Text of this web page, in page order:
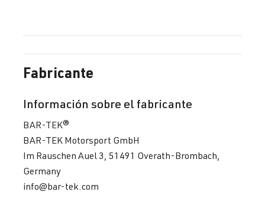
Fabricante
Información sobre el fabricante
BAR-TEK®
BAR-TEK Motorsport GmbH
Im Rauschen Auel 3, 51491 Overath-Brombach,
Germany
info@bar-tek.com